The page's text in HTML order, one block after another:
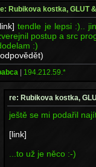
Rubikova kostka, GLUT
tendle je lepsi :)..
postup a src
:)
| 194.212.59.*
re: Rubikova kostka,
ještě se mi podařil
[link]
...to už je něco :-)